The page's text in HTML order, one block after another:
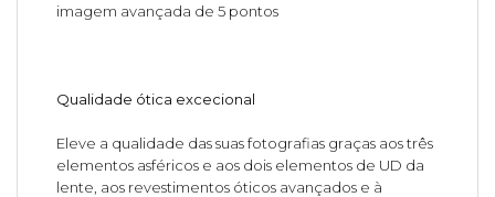
imagem avançada de 5 pontos
Qualidade ótica excecional
Eleve a qualidade das suas fotografias graças aos três
elementos asféricos e aos dois elementos de UD da
lente, aos revestimentos óticos avançados e à